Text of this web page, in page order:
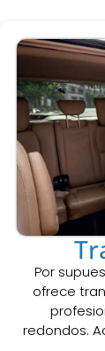
Por
ofrece
redondos.